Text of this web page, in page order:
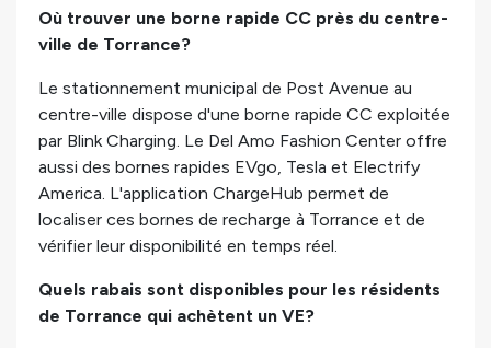
Où trouver une borne rapide CC près du centre-
ville de Torrance?
Le stationnement municipal de Post Avenue au
centre-ville dispose d'une borne rapide CC exploitée
par Blink Charging. Le Del Amo Fashion Center offre
aussi des bornes rapides EVgo, Tesla et Electrify
America. L'application ChargeHub permet de
localiser ces bornes de recharge à Torrance et de
vérifier leur disponibilité en temps réel.
Quels rabais sont disponibles pour les résidents
de Torrance qui achètent un VE?